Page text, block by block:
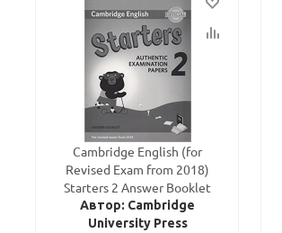
Cambridge English (for
Revised Exam from 2018)
Starters 2 Answer Booklet
Автор: Cambridge
University Press